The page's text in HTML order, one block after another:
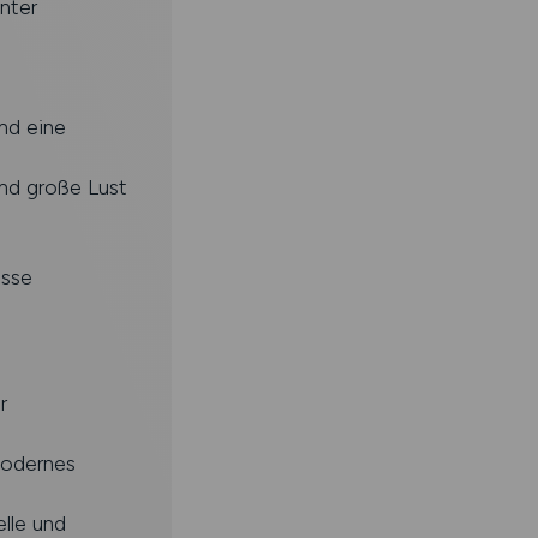
eine
große Lust
und